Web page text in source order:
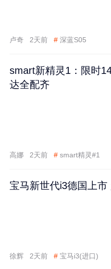
卢奇 2天前 # 深蓝S05
smart新精灵1：限时
达全配齐
高娜 2天前 # smart精灵#1
宝马新世代i3德国上
徐辉 2天前 # 宝马i3(进口)